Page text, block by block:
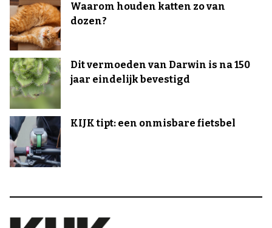
Waarom houden katten zo van
dozen?
Dit vermoeden van Darwin is na 150
jaar eindelijk bevestigd
KIJK tipt: een onmisbare fietsbel